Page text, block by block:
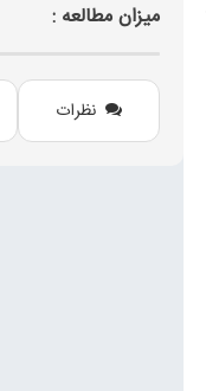
میزان مطالعه :
نظرات